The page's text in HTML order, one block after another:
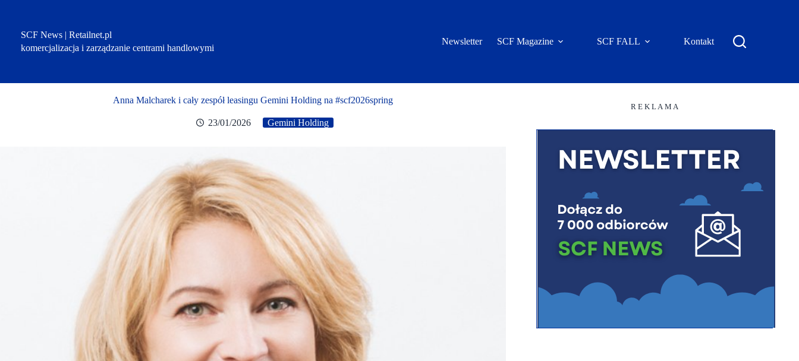
SCF News | Retailnet.pl
komercjalizacja i zarządzanie centrami handlowymi
Newsletter SCF Magazine SCF FALL Kontakt
Anna Malcharek i cały zespół leasingu Gemini Holding na #scf2026spring
23/01/2026 Gemini Holding
R E K L A M A